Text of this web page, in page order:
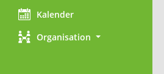
Kalender
Organisation